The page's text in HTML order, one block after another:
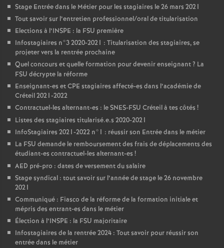
Stage Entrée dans le Métier pour les stagiaires le 26 mars 2021
Tout savoir sur l’entretien professionnel/oral de titularisation
Elections à l’INSPE : la FSU première
Infostagiaires n°3 2020-2021 : Titularisation des stagiaires, se
projeter vers la rentrée prochaine
Quel concours et quelle formation pour devenir enseignant? La
FSU décrypte la réforme
Enseignant-es etCPE stagiaires affecté-es dans l’académie de
Créteil 2021-2022
Contractuel-les alternant-es : leSNES-FSU Créteil à tes côtés !
Listes des stagiaires titularisé.e.s 2020-2021
InfoStagiaires 2021-2022 n°1 : réussir son Entrée dans le métier
La FSU demande le remboursement des frais de déplacements des
étudiant-es contractuel-les alternant-es !
AED pré-pro : dates de versement du salaire
Stage syndical : tout savoir sur l’année de stage le 26 novembre
2021
Communiqué : Fiasco de la réforme de la formation initiale et
mépris des entrant-es dans le métier
Élection à l’INSPE : la FSU majoritaire
Infostagiaires de la rentrée 2024 : Tout savoir pour réussir son
entrée dans le métier